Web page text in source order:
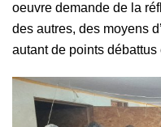
oeuvre demande de la
des autres, des moyens
autant de points